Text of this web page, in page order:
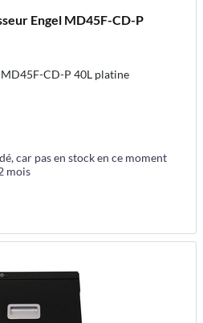
Engel MD45F-CD-P
CD-P 40L platine
car pas en stock en ce moment
mois